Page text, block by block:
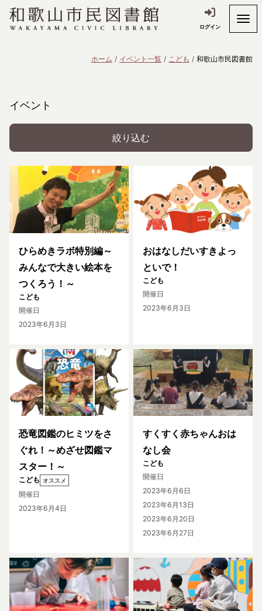
ログイン
ホーム イベント一覧 こども 和歌山市民図書館
イベント
絞り込む
ひらめきラボ特別編～
みんなで大きい絵本を
つくろう！～
こども
開催日
2023年6月3日
おはなしだいすきよっ
といで！
こども
開催日
2023年6月3日
恐竜図鑑のヒミツをさ
ぐれ！～めざせ図鑑マ
スター！～
こども オススメ
開催日
2023年6月4日
すくすく赤ちゃんおは
なし会
こども
開催日
2023年6月6日
2023年6月13日
2023年6月20日
2023年6月27日